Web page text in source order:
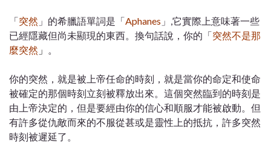
「突然 」的希臘語單詞是「Aphanes 」,它實際上意味著一些
已經隱藏但尚未顯現的東西。換句話說，你的「突然不是那
麼突然 」
你的突然，就是被上帝任命的時刻，就是當你的命定和使命
被確定的那個時刻立刻被釋放出來。這個突然臨到的時刻是
由上帝決定的，但是要經由你的信心和順服才能被啟動。但
有許多從仇敵而來的不服從甚或是靈性上的抵抗，許多突然
時刻被遲延了。